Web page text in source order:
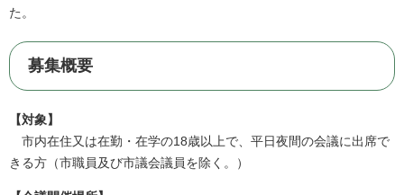
た。
募集概要
【対象】
市内在住又は在勤・在学の18歳以上で、平日夜間の会議に出席で
きる方（市職員及び市議会議員を除く。）